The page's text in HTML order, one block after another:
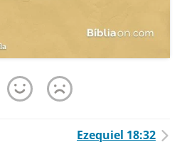
Ezequiel 18:32